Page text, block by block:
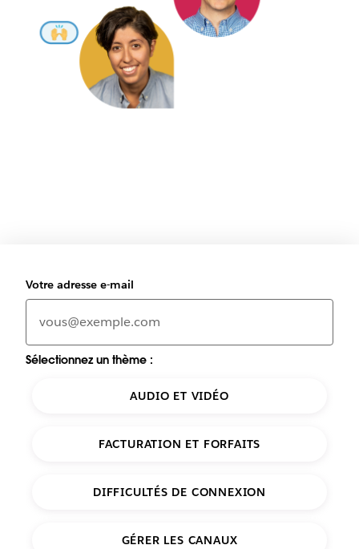
Votre adresse e-mail
Sélectionnez un thème :
AUDIO ET VIDÉO
FACTURATION ET FORFAITS
DIFFICULTÉS DE CONNEXION
GÉRER LES CANAUX